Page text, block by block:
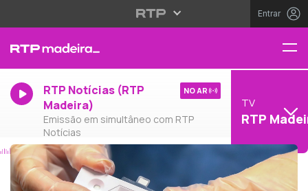
Entrar
RTP Notícias (RTP
Madeira)
Emissão em simultâneo com RTP
Notícias
NO AR
TV
RTP